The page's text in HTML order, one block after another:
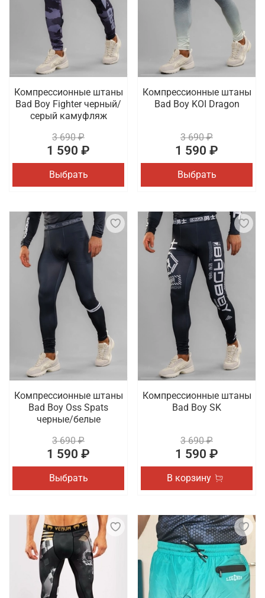
Компрессионные штаны
Bad Boy Fighter черный/
серый камуфляж
3 690 ₽
1 590 ₽
Выбрать
Компрессионные штаны
Bad Boy KOI Dragon
3 690 ₽
1 590 ₽
Выбрать
Компрессионные штаны
Bad Boy Oss Spats
черные/белые
3 690 ₽
1 590 ₽
Выбрать
Компрессионные штаны
Bad Boy SK
3 690 ₽
1 590 ₽
В корзину